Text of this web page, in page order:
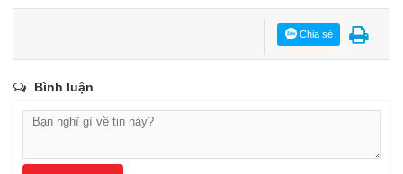
Chia sẻ
Bình luận